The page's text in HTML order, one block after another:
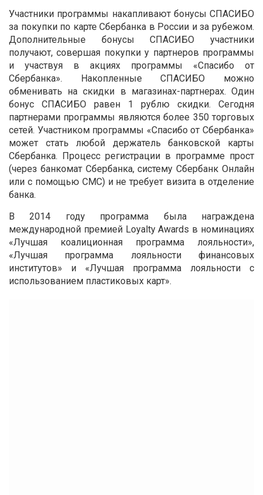
Участники программы накапливают бонусы СПАСИБО
за покупки по карте Сбербанка в России и за рубежом.
Дополнительные бонусы СПАСИБО участники
получают, совершая покупки у партнеров программы
и участвуя в акциях программы «Спасибо от
Сбербанка». Накопленные СПАСИБО можно
обменивать на скидки в магазинах-партнерах. Один
бонус СПАСИБО равен 1 рублю скидки. Сегодня
партнерами программы являются более 350 торговых
сетей. Участником программы «Спасибо от Сбербанка»
может стать любой держатель банковской карты
Сбербанка. Процесс регистрации в программе прост
(через банкомат Сбербанка, систему Сбербанк Онлайн
или с помощью СМС) и не требует визита в отделение
банка.
В 2014 году программа была награждена
международной премией Loyalty Awards в номинациях
«Лучшая коалиционная программа лояльности»,
«Лучшая программа лояльности финансовых
институтов» и «Лучшая программа лояльности с
использованием пластиковых карт».